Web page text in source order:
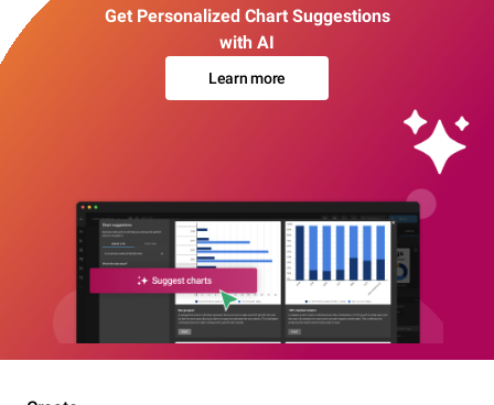
Get Personalized Chart Suggestions
with AI
Learn more